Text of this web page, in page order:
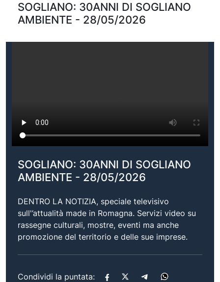
SOGLIANO: 30ANNI DI SOGLIANO
AMBIENTE - 28/05/2026
SOGLIANO: 30ANNI DI SOGLIANO
AMBIENTE - 28/05/2026
DENTRO LA NOTIZIA, speciale televisivo
sull'’attualità made in Romagna. Servizi video su
rassegne culturali, mostre, eventi ma anche
promozione del territorio e delle sue imprese.
Condividi la puntata: